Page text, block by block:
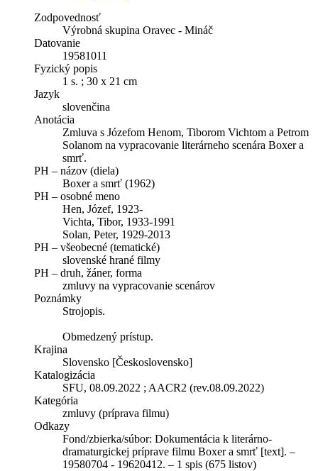
Zodpovednosť
Výrobná skupina Oravec - Mináč
Datovanie
19581011
Fyzický popis
1 s. ; 30 x 21 cm
Jazyk
slovenčina
Anotácia
Zmluva s Józefom Henom, Tiborom Vichtom a Petrom
Solanom na vypracovanie literárneho scenára Boxer a
smrť.
PH – názov (diela)
Boxer a smrť (1962)
PH – osobné meno
Hen, Józef, 1923-
Vichta, Tibor, 1933-1991
Solan, Peter, 1929-2013
PH – všeobecné (tematické)
slovenské hrané filmy
PH – druh, žáner, forma
zmluvy na vypracovanie scenárov
Poznámky
Strojopis.
Obmedzený prístup.
Krajina
Slovensko [Československo]
Katalogizácia
SFU, 08.09.2022 ; AACR2 (rev.08.09.2022)
Kategória
zmluvy (príprava filmu)
Odkazy
Fond/zbierka/súbor: Dokumentácia k literárno-
dramaturgickej príprave filmu Boxer a smrť [text]. –
19580704 - 19620412. – 1 spis (675 listov)